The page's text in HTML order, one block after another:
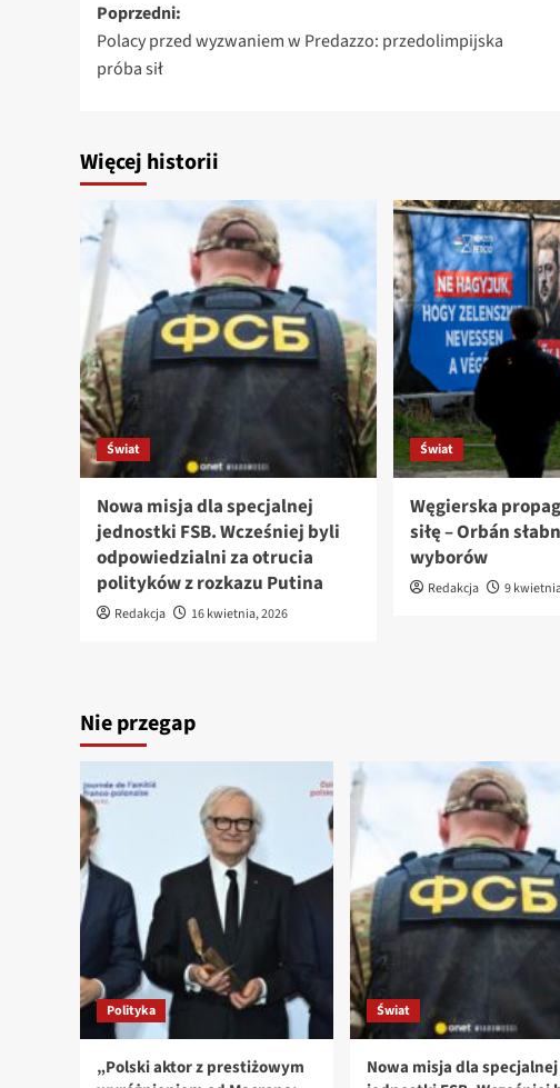
Zobacz
wpisy
Poprzedni:
Polacy przed wyzwaniem w Predazzo: przedolimpijska
próba sił
Więcej historii
Świat
Nowa misja dla specjalnej
jednostki FSB. Wcześniej byli
odpowiedzialni za otrucia
polityków z rozkazu Putina
Redakcja 16 kwietnia, 2026
Świat
Węgierska
siłę – Orbán
wyborów
Redakcja 9
Nie przegap
Polityka
„Polski aktor z prestiżowym
Świat
Nowa misja dla specjalnej